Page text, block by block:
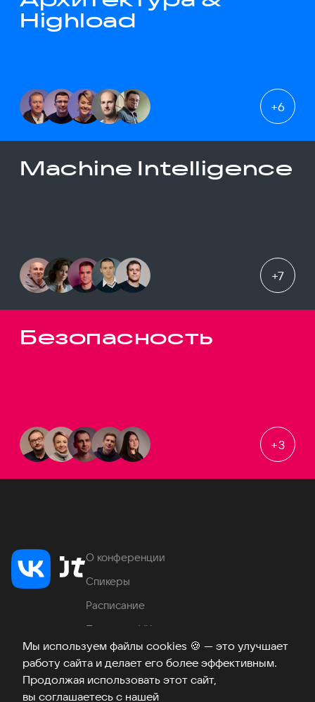
Мы используем файлы cookies 🍪 — это улучшает
работу сайта и делает его более эффективным.
Продолжая использовать этот сайт,
вы соглашаетесь с нашей
Highload
+6
Machine Intelligence
+7
Безопасность
+3
О конференции
Спикеры
Расписание
Продукты VK
Место проведения
Часто задаваемые вопросы